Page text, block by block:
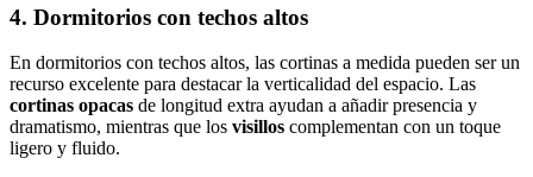
4. Dormitorios con techos altos
En dormitorios con techos altos, las cortinas a medida pueden ser un
recurso excelente para destacar la verticalidad del espacio. Las
cortinas opacas de longitud extra ayudan a añadir presencia y
dramatismo, mientras que los visillos complementan con un toque
ligero y fluido.